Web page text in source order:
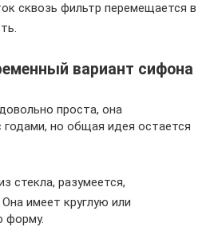
сквозь фильтр перемещается в
вариант сифона
проста, она
годами, но общая идея остается
стекла, разумеется,
имеет круглую или
форму.